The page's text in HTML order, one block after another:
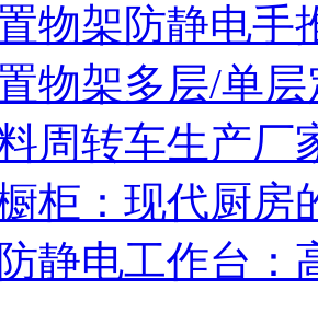
物架防静电手
物架多层/单
周转车生产厂
柜：现代厨房
静电工作台：